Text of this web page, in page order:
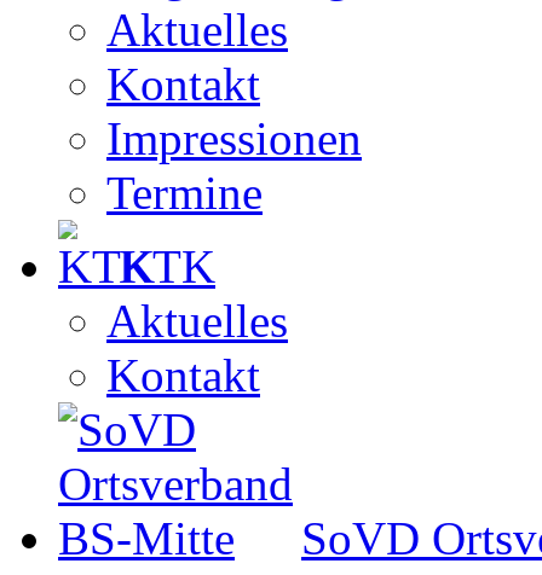
Aktuelles
Kontakt
Impressionen
Termine
KTK
Aktuelles
Kontakt
SoVD